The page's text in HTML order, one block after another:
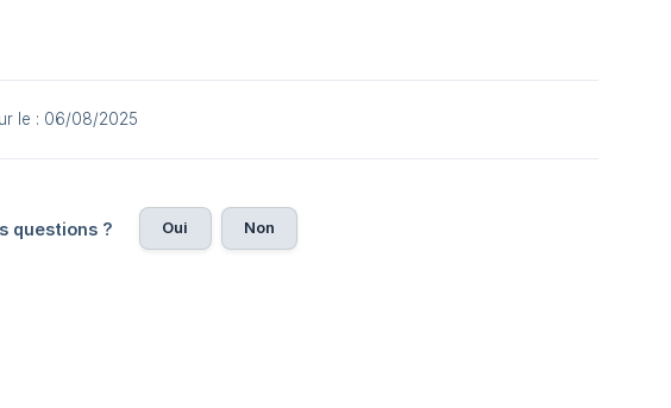
le : 06/08/2025
questions ? Oui Non